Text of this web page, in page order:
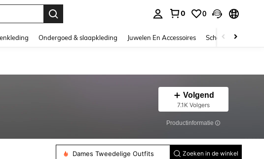
0 0
Ondergoed & slaapkleding Juwelen En Accessoires Schoonheid &
Volgend
7.1K Volgers
Productinformatie
Dames Tops
Dames Tweedelige Outfits
Grote Maten Blouses
Zoeken in de winkel